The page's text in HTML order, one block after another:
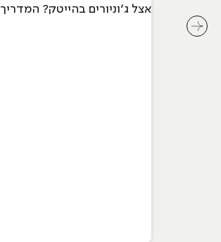
אצל ג׳וניורים בהייטק? המדריך
לחץ לשיקופית קודמת בסליידר מאמרים